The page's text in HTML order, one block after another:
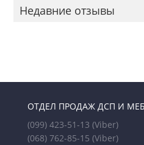
Недавние отзывы
ОТДЕЛ ПРОДАЖ ДСП И
(099) 423-51-13 (Viber)
(068) 762-85-15 (Viber)